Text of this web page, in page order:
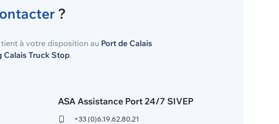
?
à votre disposition au Port de Calais
Calais Truck Stop.
ASA Assistance Port 24/7 SIVEP
+33 (0)6.19.62.80.21